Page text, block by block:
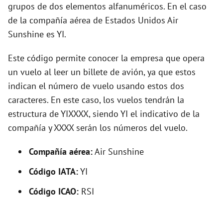
i
e
o
grupos de dos elementos alfanuméricos. En el caso
de la compañía aérea de Estados Unidos Air
Sunshine es YI.
Este código permite conocer la empresa que opera
un vuelo al leer un billete de avión, ya que estos
indican el número de vuelo usando estos dos
caracteres. En este caso, los vuelos tendrán la
estructura de YIXXXX, siendo YI el indicativo de la
compañía y XXXX serán los números del vuelo.
Compañía aérea:Air Sunshine
Código IATA:YI
Código ICAO: RSI